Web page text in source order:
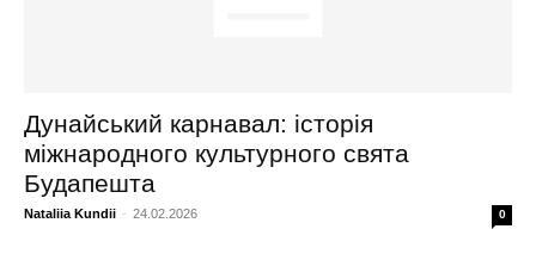
Дунайський карнавал: історія
міжнародного культурного свята
Будапешта
Nataliia Kundii - 24.02.2026 0